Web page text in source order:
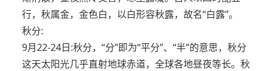
行，秋属金，金色白，以白形容秋露，故名“白露”。
秋分:
9月22-24日:秋分，“分”即为“平分”、“半”的意思，秋分
这天太阳光几乎直射地球赤道，全球各地昼夜等长。秋